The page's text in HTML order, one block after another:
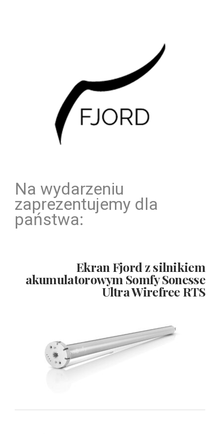
Na wydarzeniu
zaprezentujemy dla
państwa:
Ekran Fjord z silnikiem
akumulatorowym Somfy Sonesse
Ultra Wirefree RTS